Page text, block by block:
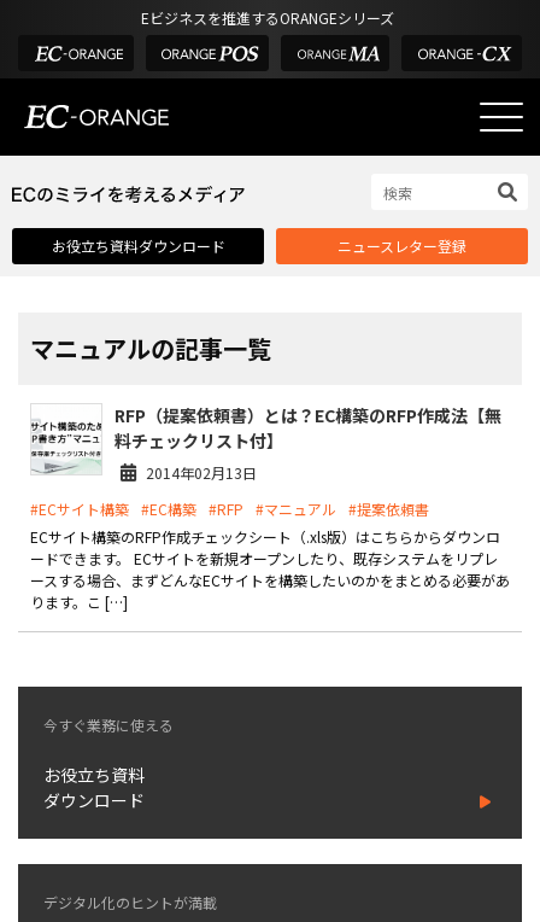
Eビジネスを推進するORANGEシリーズ
選ばれる理由
課題解決例
外部サービス連携
インフラ環境・サポート
費用
製品
特長
通販受注対応
EC運用支援
継続的に結果を出し続けるECサイトへ
ライセンス契約
お役立ち資料ダウンロード ニュースレター登録
マニュアルの記事一覧
RFP（提案依頼書）とは？EC構築のRFP作成法【無
料チェックリスト付】
2014年02月13日
#ECサイト構築 #EC構築 #RFP #マニュアル
#提案依頼書
ECサイト構築のRFP作成チェックシート（.xls版）はこちらからダウンロ
ードできます。 ECサイトを新規オープンしたり、既存システムをリプレ
ースする場合、まずどんなECサイトを構築したいのかをまとめる必要があ
ります。こ […]
今すぐ業務に使える
お役立ち資料
ダウンロード
デジタル化のヒントが満載